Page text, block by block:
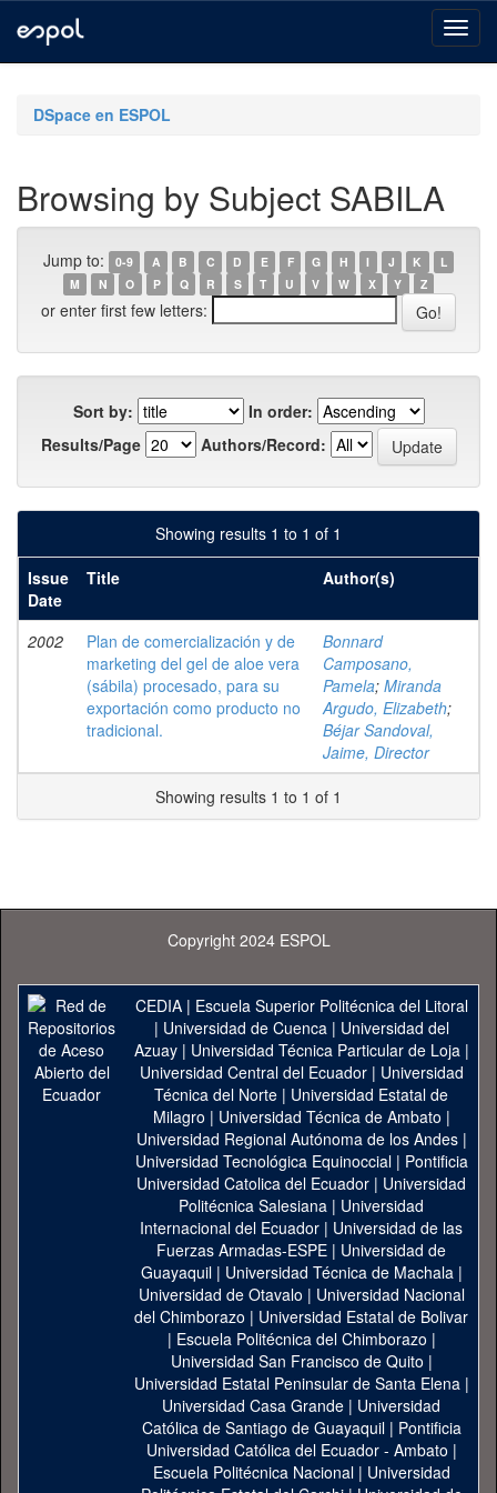
navigationDSpace en ESPOL
Browsing by Subject SABILA
Jump to: 0-9 A B C D E F G H I J K
L
M
N O P Q R S T U V W X Y Z
or enter first few letters:
Sort by:
In order:
Results/Page
Authors/Record:
Showing results 1 to 1 of 1
Issue
Date
Title Author(s)
2002
Plan de comercialización y de
marketing del gel de aloe vera
(sábila) procesado, para su
exportación como producto no
tradicional.
Bonnard
Camposano,
Pamela; Miranda
Argudo, Elizabeth;
Béjar Sandoval,
Jaime, Director
Showing results 1 to 1 of 1
Copyright 2024 ESPOL
CEDIA| Escuela Superior Politécnica del Litoral
| Universidad de Cuenca| Universidad del
Azuay| Universidad Técnica Particular de Loja|
Universidad Central del Ecuador| Universidad
Técnica del Norte | Universidad Estatal de
Milagro | Universidad Técnica de Ambato |
Universidad Regional Autónoma de los Andes|
Universidad Tecnológica Equinoccial| Pontificia
Universidad Catolica del Ecuador | Universidad
Politécnica Salesiana | Universidad
Internacional del Ecuador | Universidad de las
Fuerzas Armadas-ESPE | Universidad de
Guayaquil| Universidad Técnica de Machala|
Universidad de Otavalo | Universidad Nacional
del Chimborazo | Universidad Estatal de Bolivar
| Escuela Politécnica del Chimborazo |
Universidad San Francisco de Quito |
Universidad Estatal Peninsular de Santa Elena|
Universidad Casa Grande | Universidad
Católica de Santiago de Guayaquil| Pontificia
Universidad Católica del Ecuador - Ambato |
Escuela Politécnica Nacional| Universidad